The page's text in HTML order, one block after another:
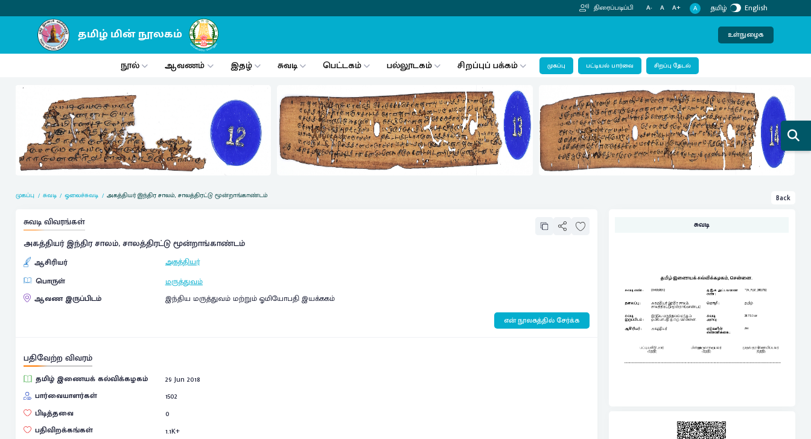
திரைப்படிப்பி A- A A+ A தமிழ் English
உள்நுழைக
நூல் ஆவணம் இதழ் சுவடி பெட்டகம் பல்லூடகம் சிறப்புப் பக்கம் முகப்பு பட்டியல் பார்வை சிறப்பு தேடல்
முகப்பு சுவடி ஓலைச்சுவடி அகத்தியர் இந்திர சாலம், சாலத்திரட்டு மூன்றாங்காண்டம் Back
சுவடி விவரங்கள்
அகத்தியர் இந்திர சாலம், சாலத்திரட்டு மூன்றாங்காண்டம்
ஆசிரியர்
அகத்தியர்
பொருள்
மருத்துவம்
ஆவண இருப்பிடம்
இந்திய மருத்துவம் மற்றும் ஓமியோபதி இயக்ககம்
என் நூலகத்தில் சேர்க்க
பதிவேற்ற விவரம்
தமிழ் இணையக் கல்விக்கழகம்
29 Jun 2018
பார்வையாளர்கள்
1502
பிடித்தவை
0
பதிவிறக்கங்கள்
1.1K+
சுவடி